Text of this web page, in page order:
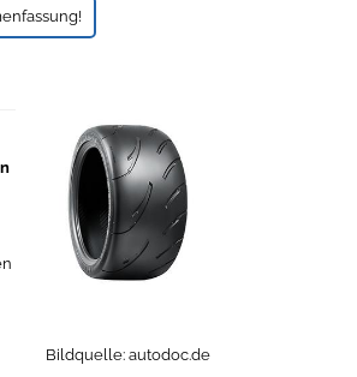
Bildquelle: autodoc.de